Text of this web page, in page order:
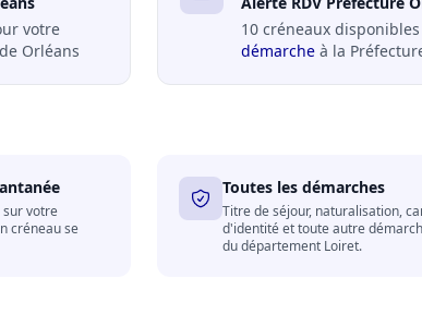
votre
Orléans
10 créneaux
démarche à la
votre
créneau se
Toutes les démarches
Titre de séjour, naturalisation,
d'identité et toute autre
du département Loiret.